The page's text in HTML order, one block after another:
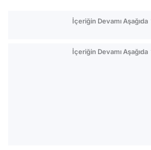
İçeriğin Devamı Aşağıda
İçeriğin Devamı Aşağıda